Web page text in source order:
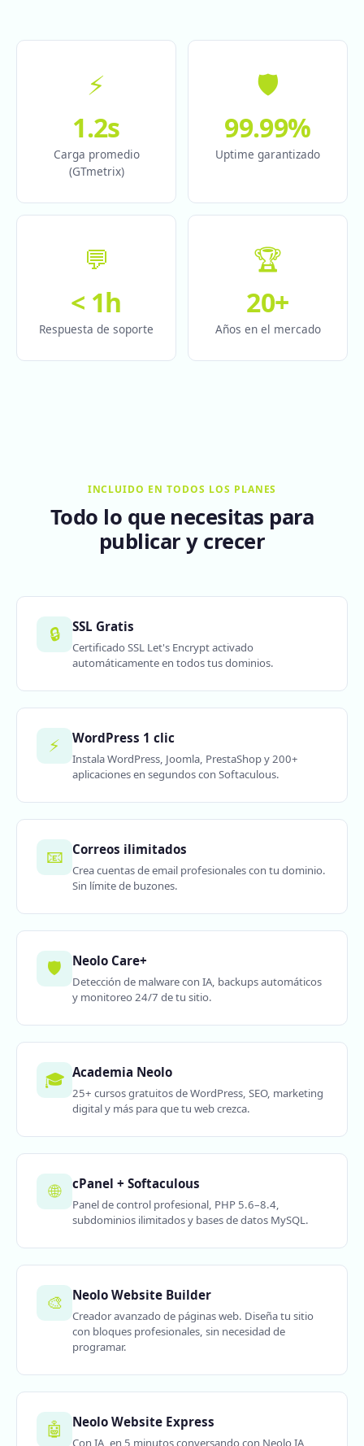
⚡
1.2s
Carga promedio
(GTmetrix)
🛡️
99.99%
Uptime garantizado
💬
< 1h
Respuesta de soporte
🏆
20+
Años en el mercado
INCLUIDO EN TODOS LOS PLANES
Todo lo que necesitas para
publicar y crecer
🔒 SSL Gratis
Certificado SSL Let's Encrypt activado
automáticamente en todos tus dominios.
⚡ WordPress 1 clic
Instala WordPress, Joomla, PrestaShop y 200+
aplicaciones en segundos con Softaculous.
📧 Correos ilimitados
Crea cuentas de email profesionales con tu dominio.
Sin límite de buzones.
🛡️ Neolo Care+
Detección de malware con IA, backups automáticos
y monitoreo 24/7 de tu sitio.
🎓 Academia Neolo
25+ cursos gratuitos de WordPress, SEO, marketing
digital y más para que tu web crezca.
🌐 cPanel + Softaculous
Panel de control profesional, PHP 5.6–8.4,
subdominios ilimitados y bases de datos MySQL.
🎨 Neolo Website Builder
Creador avanzado de páginas web. Diseña tu sitio
con bloques profesionales, sin necesidad de
programar.
🤖 Neolo Website Express
Con IA, en 5 minutos conversando con Neolo IA